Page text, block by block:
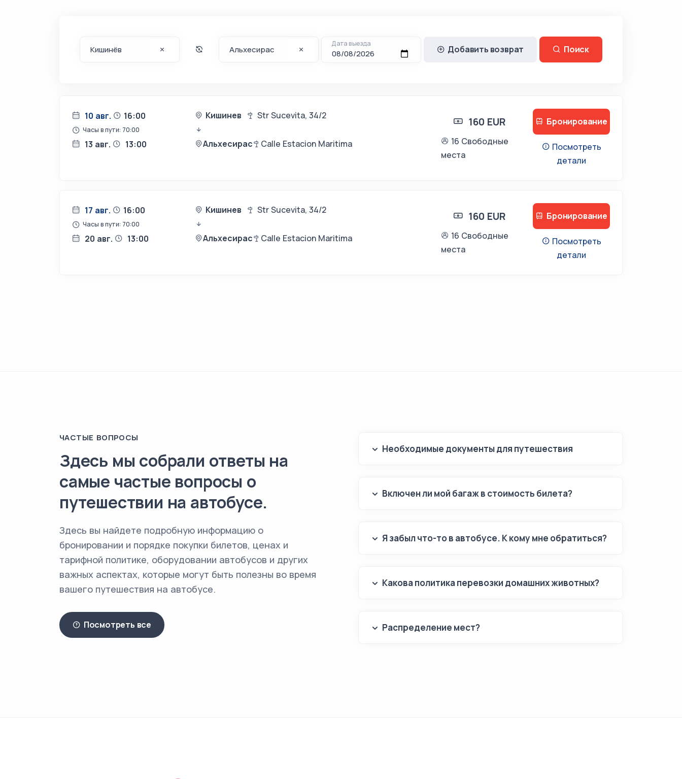
Дата выезда Добавить возврат Поиск
10 авг. 16:00 Кишинев Str Sucevita, 34/2
Часы в пути: 70:00
13 авг. 13:00 Альхесирас Calle Estacion Maritima
160 EUR
16 Свободные
места
Бронирование
Посмотреть
детали
17 авг. 16:00 Кишинев Str Sucevita, 34/2
Часы в пути: 70:00
20 авг. 13:00 Альхесирас Calle Estacion Maritima
160 EUR
16 Свободные
места
Бронирование
Посмотреть
детали
ЧАСТЫЕ ВОПРОСЫ
Здесь мы собрали ответы на
самые частые вопросы о
путешествии на автобусе.
Здесь вы найдете подробную информацию о
бронировании и порядке покупки билетов, ценах и
тарифной политике, оборудовании автобусов и других
важных аспектах, которые могут быть полезны во время
вашего путешествия на автобусе.
Посмотреть все
Необходимые документы для путешествия
Включен ли мой багаж в стоимость билета?
Я забыл что-то в автобусе. К кому мне обратиться?
Какова политика перевозки домашних животных?
Распределение мест?